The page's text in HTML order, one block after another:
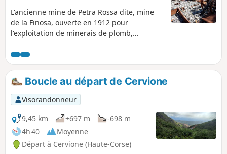
L'ancienne mine de Petra Rossa dite, mine
de la Finosa, ouverte en 1912 pour
l'exploitation de minerais de plomb,
fermée après la deuxième guerre mondiale.
Source : WikipédiaLes mines de la Finosa ont
extrait du plomb argentifère (galène,
cérusite), du zinc (blende) et du cuivre
(bornite).L’essentiel de l’exploitation de La
Finosa a été réalisé à ciel ouvert.Les
prospections sur le site commencent dans
les années 1910. Source : Patrimoine civil
Ghisoni.
Boucle au départ de Cervione
Visorandonneur
9,45 km
+697 m
-698 m
4h 40
Moyenne
Départ à Cervione (Haute-Corse)